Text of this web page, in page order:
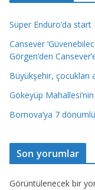
Süper Enduro’da start
Cansever
Görgen’den
Büyükşehir, çocukları
Gökeyüp
Bornova’ya 7
Son yorumlar
Görüntülenecek bir